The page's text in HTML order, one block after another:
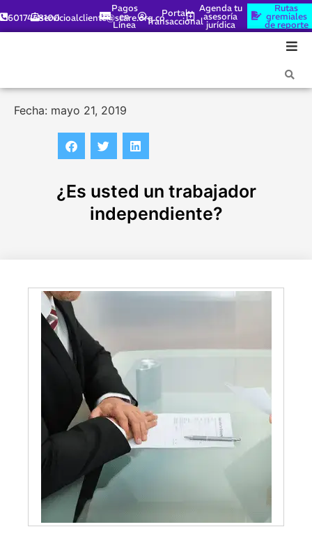
6017448100servicioalcliente@scare.org.co
Pagos
en
Línea
Portal
Transaccional
Agenda tu
asesoría
jurídica
Rutas
gremiales
de reporte
Fecha: mayo 21, 2019
¿Es usted un trabajador
independiente?